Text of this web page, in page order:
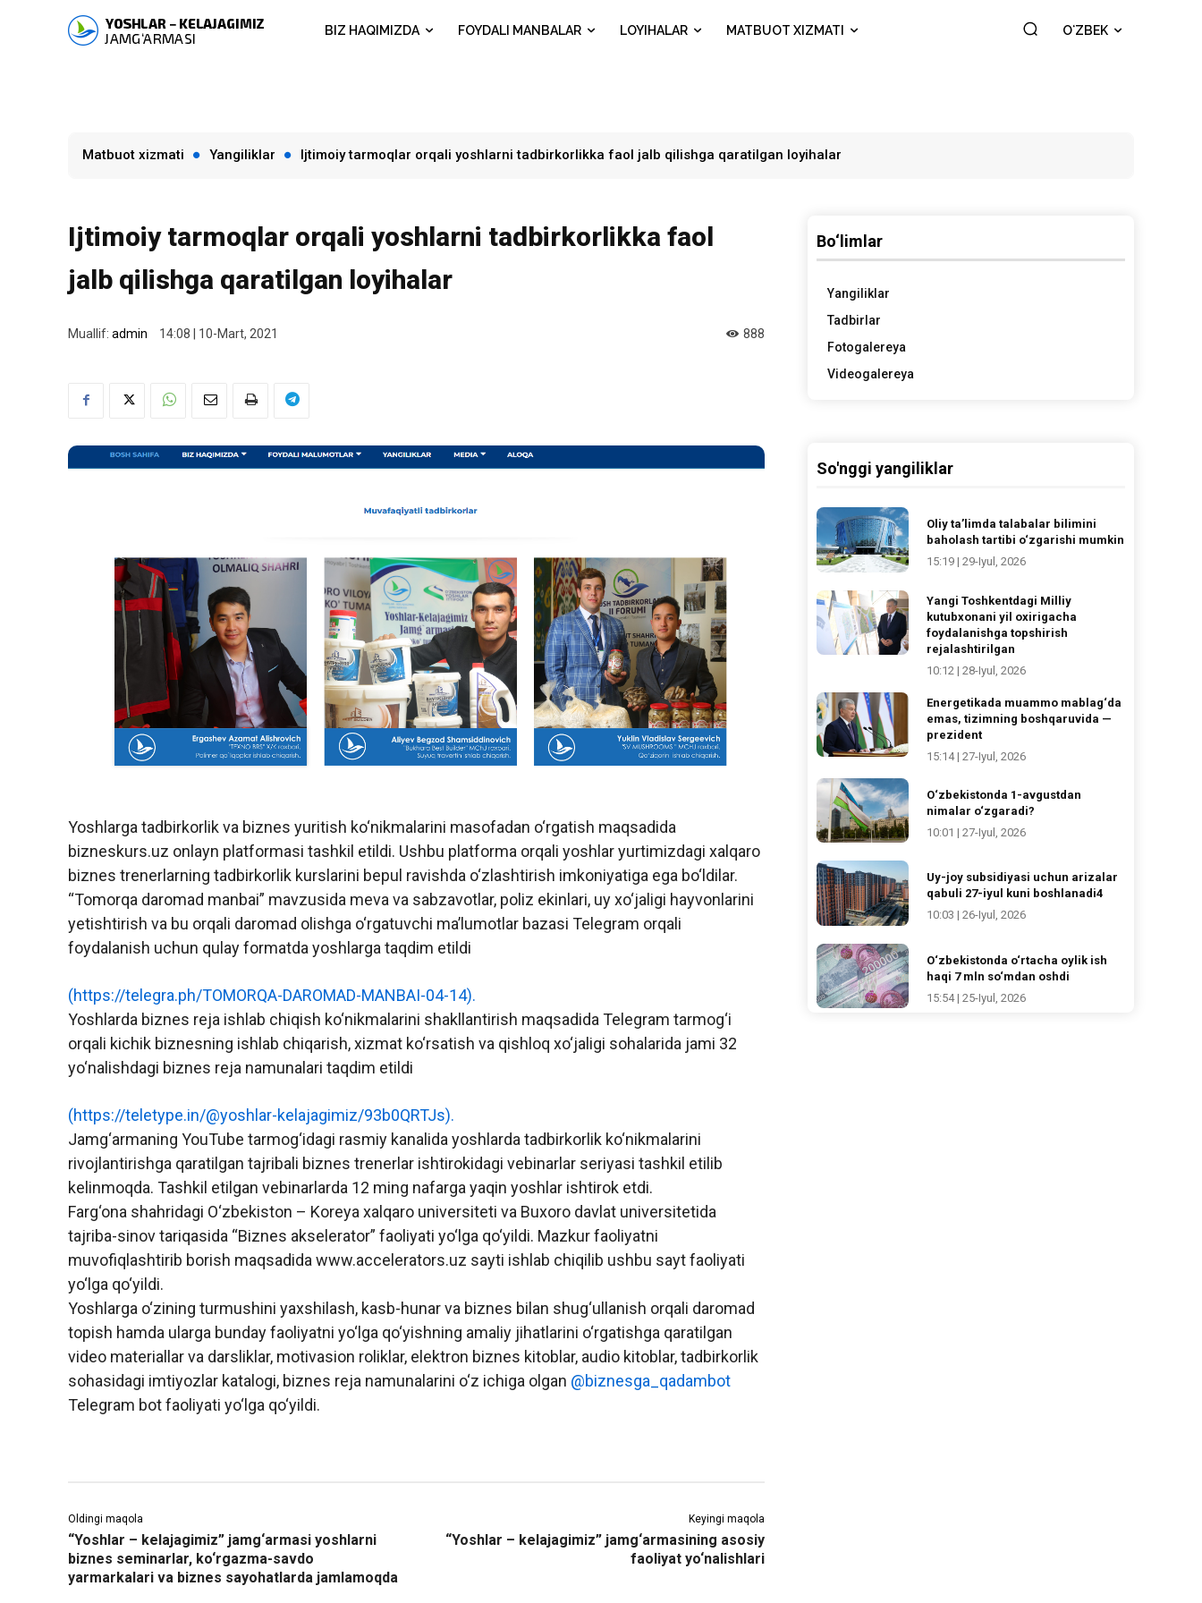
BIZ HAQIMIZDA FOYDALI MANBALAR LOYIHALAR MATBUOT XIZMATI OʻZBEK
Matbuot xizmati Yangiliklar Ijtimoiy tarmoqlar orqali yoshlarni tadbirkorlikka faol jalb qilishga qaratilgan loyihalar
Ijtimoiy tarmoqlar orqali yoshlarni tadbirkorlikka faol
jalb qilishga qaratilgan loyihalar
Muallif: admin 14:08 | 10-Mart, 2021 888
Yoshlarga tadbirkorlik va biznes yuritish ko‘nikmalarini masofadan o‘rgatish maqsadida
bizneskurs.uz onlayn platformasi tashkil etildi. Ushbu platforma orqali yoshlar yurtimizdagi xalqaro
biznes trenerlarning tadbirkorlik kurslarini bepul ravishda o‘zlashtirish imkoniyatiga ega bo‘ldilar.
“Tomorqa daromad manbai” mavzusida meva va sabzavotlar, poliz ekinlari, uy xo‘jaligi hayvonlarini
yetishtirish va bu orqali daromad olishga o‘rgatuvchi ma’lumotlar bazasi Telegram orqali
foydalanish uchun qulay formatda yoshlarga taqdim etildi
(https://telegra.ph/TOMORQA-DAROMAD-MANBAI-04-14).
Yoshlarda biznes reja ishlab chiqish ko‘nikmalarini shakllantirish maqsadida Telegram tarmog‘i
orqali kichik biznesning ishlab chiqarish, xizmat ko‘rsatish va qishloq xo‘jaligi sohalarida jami 32
yo‘nalishdagi biznes reja namunalari taqdim etildi
(https://teletype.in/@yoshlar-kelajagimiz/93b0QRTJs).
Jamg‘armaning YouTube tarmog‘idagi rasmiy kanalida yoshlarda tadbirkorlik ko‘nikmalarini
rivojlantirishga qaratilgan tajribali biznes trenerlar ishtirokidagi vebinarlar seriyasi tashkil etilib
kelinmoqda. Tashkil etilgan vebinarlarda 12 ming nafarga yaqin yoshlar ishtirok etdi.
Farg‘ona shahridagi O‘zbekiston – Koreya xalqaro universiteti va Buxoro davlat universitetida
tajriba-sinov tariqasida “Biznes akselerator” faoliyati yo‘lga qo‘yildi. Mazkur faoliyatni
muvofiqlashtirib borish maqsadida www.accelerators.uz sayti ishlab chiqilib ushbu sayt faoliyati
yo‘lga qo‘yildi.
Yoshlarga o‘zining turmushini yaxshilash, kasb-hunar va biznes bilan shug‘ullanish orqali daromad
topish hamda ularga bunday faoliyatni yo‘lga qo‘yishning amaliy jihatlarini o‘rgatishga qaratilgan
video materiallar va darsliklar, motivasion roliklar, elektron biznes kitoblar, audio kitoblar, tadbirkorlik
sohasidagi imtiyozlar katalogi, biznes reja namunalarini o‘z ichiga olgan @biznesga_qadambot
Telegram bot faoliyati yo‘lga qo‘yildi.
Oldingi maqola
“Yoshlar – kelajagimiz” jamg‘armasi yoshlarni
biznes seminarlar, ko‘rgazma-savdo
yarmarkalari va biznes sayohatlarda jamlamoqda
Keyingi maqola
“Yoshlar – kelajagimiz” jamg‘armasining asosiy
faoliyat yo‘nalishlari
Bo‘limlar
Yangiliklar
Tadbirlar
Fotogalereya
Videogalereya
So'nggi yangiliklar
Oliy ta’limda talabalar bilimini
baholash tartibi o‘zgarishi mumkin
15:19 | 29-Iyul, 2026
Yangi Toshkentdagi Milliy
kutubxonani yil oxirigacha
foydalanishga topshirish
rejalashtirilgan
10:12 | 28-Iyul, 2026
Energetikada muammo mablag‘da
emas, tizimning boshqaruvida —
prezident
15:14 | 27-Iyul, 2026
O‘zbekistonda 1-avgustdan
nimalar o‘zgaradi?
10:01 | 27-Iyul, 2026
Uy-joy subsidiyasi uchun arizalar
qabuli 27-iyul kuni boshlanadi4
10:03 | 26-Iyul, 2026
O‘zbekistonda o‘rtacha oylik ish
haqi 7 mln so‘mdan oshdi
15:54 | 25-Iyul, 2026